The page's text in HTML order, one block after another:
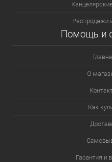
Распродажи
Помощь и
О
Как
Гарантия и